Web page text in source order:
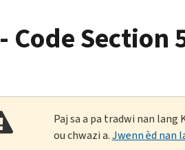
Section
Paj sa a pa tradwi nan
ou chwazi a.Jwenn èd nan